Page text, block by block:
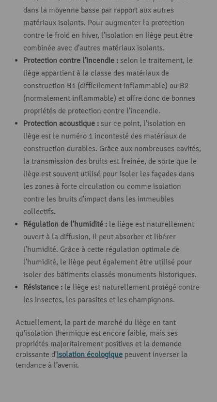
dans la moyenne basse par rapport aux autres
matériaux isolants. Pour augmenter la protection
contre le froid en hiver, l’isolation en liège peut être
combinée avec d’autres matériaux isolants.
Protection contre l’incendie : selon le traitement, le
liège appartient à la classe des matériaux de
construction B1 (difficilement inflammable) ou B2
(normalement inflammable) et offre donc de bonnes
propriétés de protection contre l’incendie.
Protection acoustique : sur ce point, l’isolation en
liège est le numéro 1 incontesté des matériaux de
construction durables. Grâce aux nombreuses cavités,
la transmission des bruits est freinée, de sorte que le
liège est souvent utilisé pour isoler les façades dans
les zones à forte circulation ou comme isolation
contre les bruits d’impact dans les immeubles
collectifs.
Régulation de l’humidité : le liège est naturellement
ouvert à la diffusion, il peut absorber et libérer
l’humidité. Grâce à cette régulation optimale de
l’humidité, le liège peut également être utilisé pour
isoler des bâtiments classés monuments historiques.
Résistance : le liège est naturellement protégé contre
les insectes, les parasites et les champignons.
Actuellement, la part de marché du liège en tant
qu’isolation thermique est encore faible, mais ses
propriétés majoritairement positives et la demande
croissante d’isolation écologique peuvent inverser la
tendance à l’avenir.